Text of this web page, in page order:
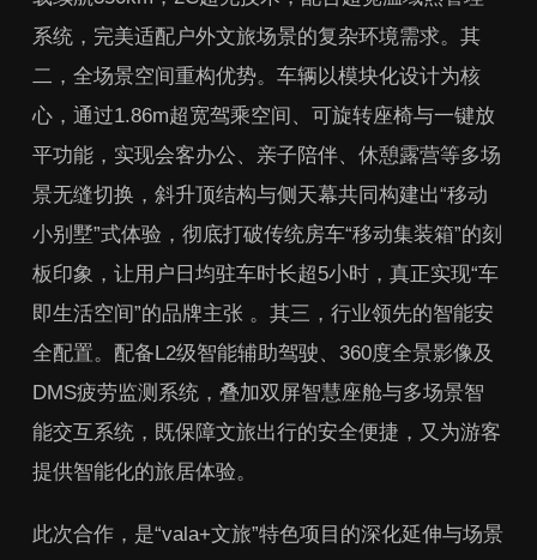
系统，完美适配户外文旅场景的复杂环境需求。其
二，全场景空间重构优势。车辆以模块化设计为核
心，通过1.86m超宽驾乘空间、可旋转座椅与一键放
平功能，实现会客办公、亲子陪伴、休憩露营等多场
景无缝切换，斜升顶结构与侧天幕共同构建出“移动
小别墅”式体验，彻底打破传统房车“移动集装箱”的刻
板印象，让用户日均驻车时长超5小时，真正实现“车
即生活空间”的品牌主张 。其三，行业领先的智能安
全配置。配备L2级智能辅助驾驶、360度全景影像及
DMS疲劳监测系统，叠加双屏智慧座舱与多场景智
能交互系统，既保障文旅出行的安全便捷，又为游客
提供智能化的旅居体验。
此次合作，是“vala+文旅”特色项目的深化延伸与场景